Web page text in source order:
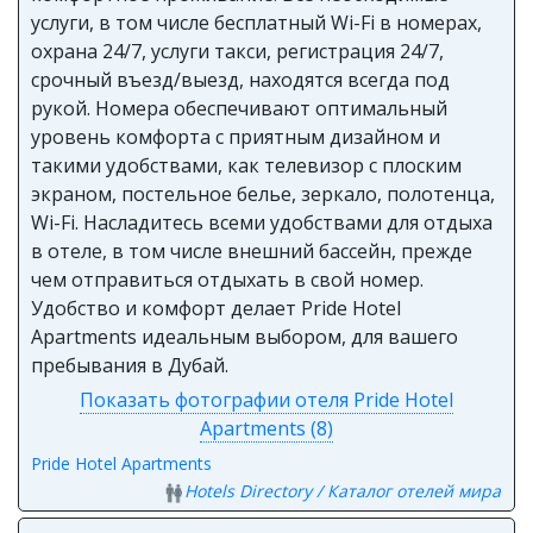
услуги, в том числе бесплатный Wi-Fi в номерах,
охрана 24/7, услуги такси, регистрация 24/7,
срочный въезд/выезд, находятся всегда под
рукой. Номера обеспечивают оптимальный
уровень комфорта с приятным дизайном и
такими удобствами, как телевизор с плоским
экраном, постельное белье, зеркало, полотенца,
Wi-Fi. Насладитесь всеми удобствами для отдыха
в отеле, в том числе внешний бассейн, прежде
чем отправиться отдыхать в свой номер.
Удобство и комфорт делает Pride Hotel
Apartments идеальным выбором, для вашего
пребывания в Дубай.
Показать фотографии отеля Pride Hotel
Apartments (8)
Pride Hotel Apartments
Hotels Directory / Каталог отелей мира